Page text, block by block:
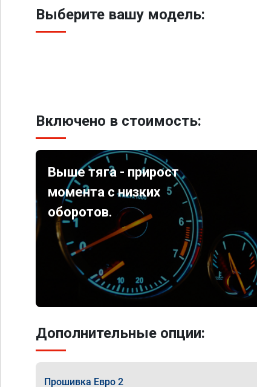
Выберите вашу модель:
Включено в стоимость:
Выше тяга - прирост
момента с низких
оборотов.
Дополнительные опции:
Прошивка Евро 2